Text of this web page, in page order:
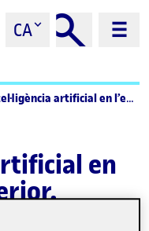
CA
en l’educació superior. Processos educatius
en